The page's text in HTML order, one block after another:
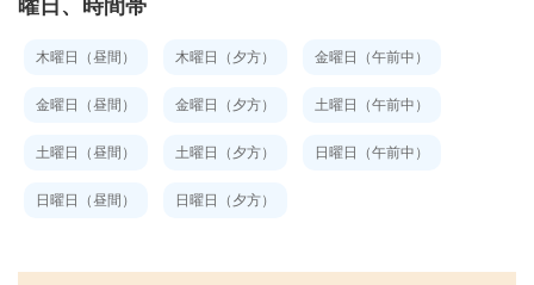
曜日、時間帯
木曜日（昼間） 木曜日（夕方） 金曜日（午前中）
金曜日（昼間） 金曜日（夕方） 土曜日（午前中）
土曜日（昼間） 土曜日（夕方） 日曜日（午前中）
日曜日（昼間） 日曜日（夕方）